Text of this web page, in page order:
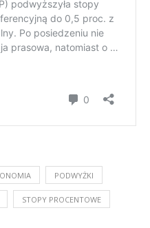
PODWYŻKI
STOPY PROCENTOWE